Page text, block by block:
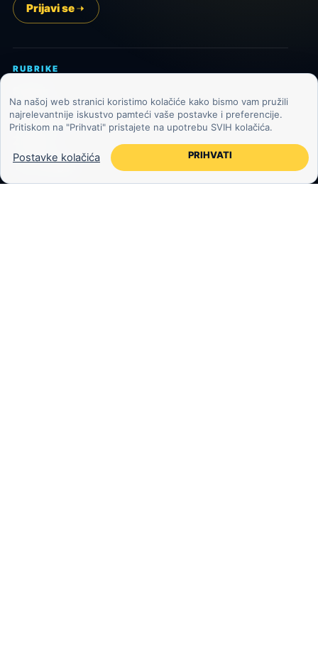
Prijavi se
RUBRIKE
Astronomija
Tehnologija
Na našoj web stranici koristimo kolačiće kako bismo vam pružili
najrelevantnije iskustvo pamteći vaše postavke i preferencije.
Pritiskom na "Prihvati" pristajete na upotrebu SVIH kolačića.
Postavke kolačića PRIHVATI